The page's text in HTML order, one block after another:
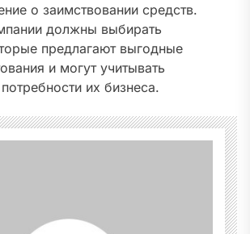
о заимствовании средств.
должны выбирать
предлагают выгодные
и могут учитывать
их бизнеса.